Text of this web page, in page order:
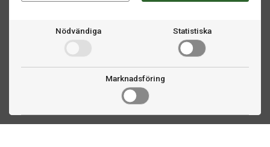
Nödvändiga Statistiska
Marknadsföring